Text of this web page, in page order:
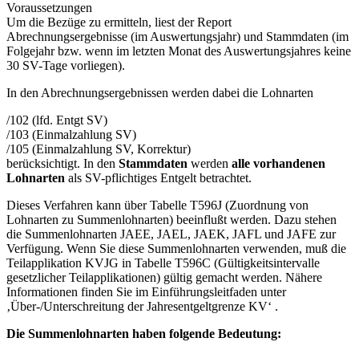
Voraussetzungen
Um die Bezüge zu ermitteln, liest der Report
Abrechnungsergebnisse (im Auswertungsjahr) und Stammdaten (im
Folgejahr bzw. wenn im letzten Monat des Auswertungsjahres keine
30 SV-Tage vorliegen).
In den Abrechnungsergebnissen werden dabei die Lohnarten
/102 (lfd. Entgt SV)
/103 (Einmalzahlung SV)
/105 (Einmalzahlung SV, Korrektur)
berücksichtigt. In den Stammdaten werden alle vorhandenen
Lohnarten als SV-pflichtiges Entgelt betrachtet.
Dieses Verfahren kann über Tabelle T596J (Zuordnung von
Lohnarten zu Summenlohnarten) beeinflußt werden. Dazu stehen
die Summenlohnarten JAEE, JAEL, JAEK, JAFL und JAFE zur
Verfügung. Wenn Sie diese Summenlohnarten verwenden, muß die
Teilapplikation KVJG in Tabelle T596C (Gültigkeitsintervalle
gesetzlicher Teilapplikationen) gültig gemacht werden. Nähere
Informationen finden Sie im Einführungsleitfaden unter
‚Über-/Unterschreitung der Jahresentgeltgrenze KV‘ .
Die Summenlohnarten haben folgende Bedeutung: